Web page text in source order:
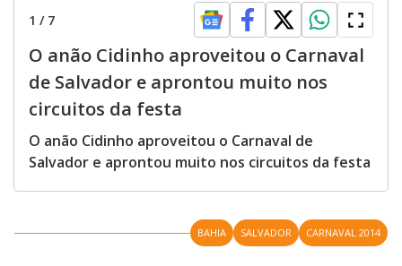
1 / 7
O anão Cidinho aproveitou o Carnaval
de Salvador e aprontou muito nos
circuitos da festa
O anão Cidinho aproveitou o Carnaval de
Salvador e aprontou muito nos circuitos da festa
BAHIA SALVADOR CARNAVAL 2014